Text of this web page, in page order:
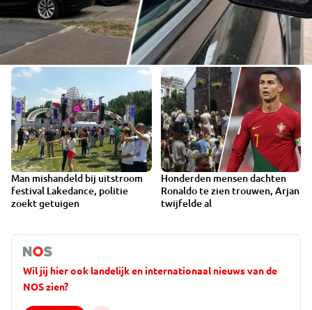
Man mishandeld bij uitstroom
festival Lakedance, politie
zoekt getuigen
Honderden mensen dachten
Ronaldo te zien trouwen, Arjan
twijfelde al
Wil jij hier ook landelijk en internationaal nieuws van de
NOS zien?